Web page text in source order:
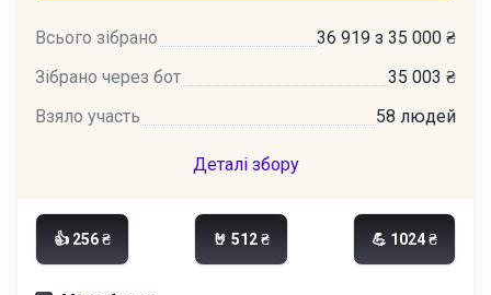
Всього зібрано
36 919 з 35 000 ₴
Зібрано через бот
35 003 ₴
Взяло участь
58 людей
Деталі збору
👍 256 ₴ 🤘 512 ₴ 💪 1024 ₴